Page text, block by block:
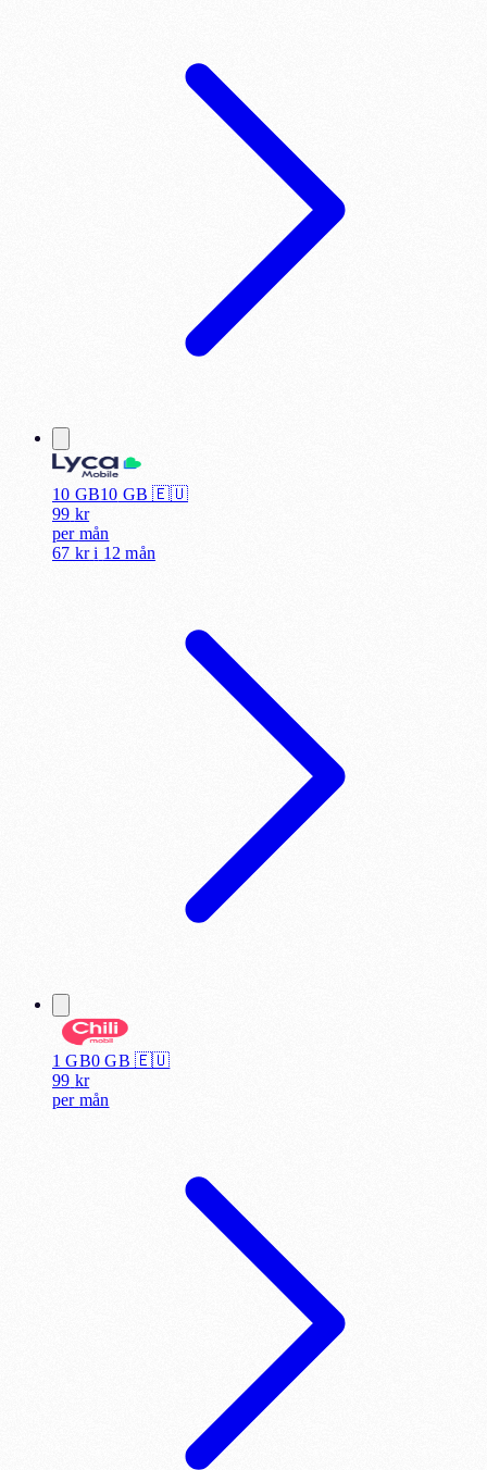
10 GB10 GB 🇪🇺
99 kr
per mån
67 kr i 12 mån
1 GB0 GB 🇪🇺
99 kr
per mån